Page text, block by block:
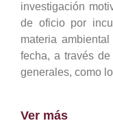
investigación
de oficio por
materia
fecha, a través
generales, como
Ver más